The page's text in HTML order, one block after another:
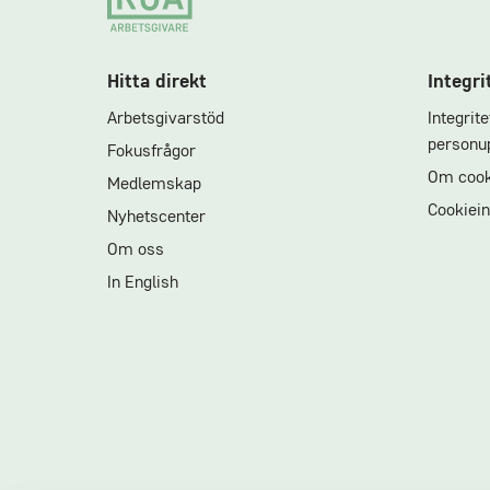
Hitta direkt
Arbetsgivarstöd
Fokusfrågor
Medlemskap
Nyhetscenter
Om oss
In English
Om